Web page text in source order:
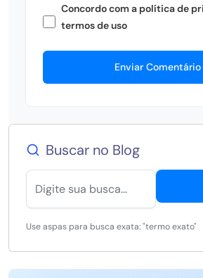
Concordo com a política de
termos de uso
Enviar Comentário
Buscar no Blog
Use aspas para busca exata: "termo exato"